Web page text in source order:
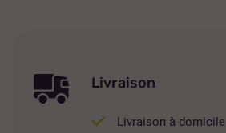
Livraison
Livraison à domicile